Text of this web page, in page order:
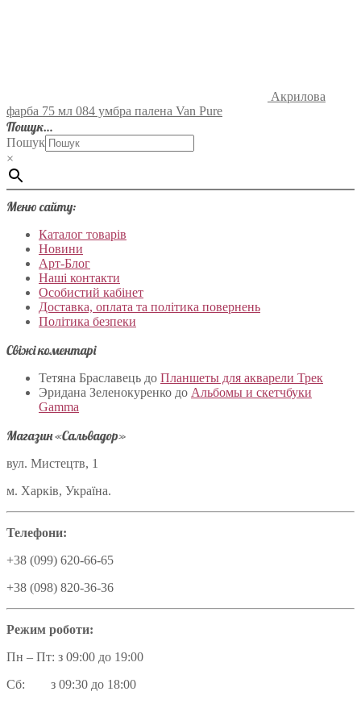
Акрилова
фарба 75 мл 084 умбра палена Van Pure
Пошук…
Пошук
×
Меню сайту:
Каталог товарів
Новини
Арт-Блог
Наші контакти
Особистий кабінет
Доставка, оплата та політика повернень
Політика безпеки
Свіжі коментарі
Тетяна Браславець до Планшеты для акварели Трек
Эридана Зеленокуренко до Альбомы и скетчбуки
Gamma
Магазин «Сальвадор»
вул. Мистецтв, 1
м. Харків, Україна.
Телефони:
+38 (099) 620-66-65
+38 (098) 820-36-36
Режим роботи:
Пн – Пт: з 09:00 до 19:00
Сб: з 09:30 до 18:00